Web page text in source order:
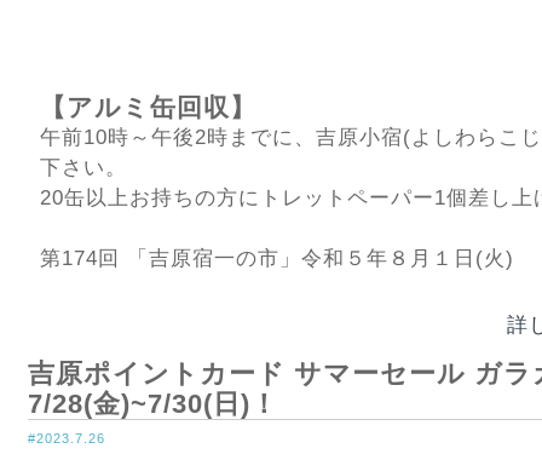
【アルミ缶回収】
午前10時～午後2時までに、吉原小宿(よしわらこ
下さい。
20缶以上お持ちの方にトレットペーパー1個差し上
第174回 「吉原宿一の市」令和５年８月１日(火)
詳
吉原ポイントカード サマーセール ガラ
7/28(金)~7/30(日)！
#2023.7.26